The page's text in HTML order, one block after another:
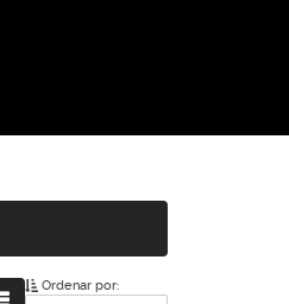
Ordenar por: